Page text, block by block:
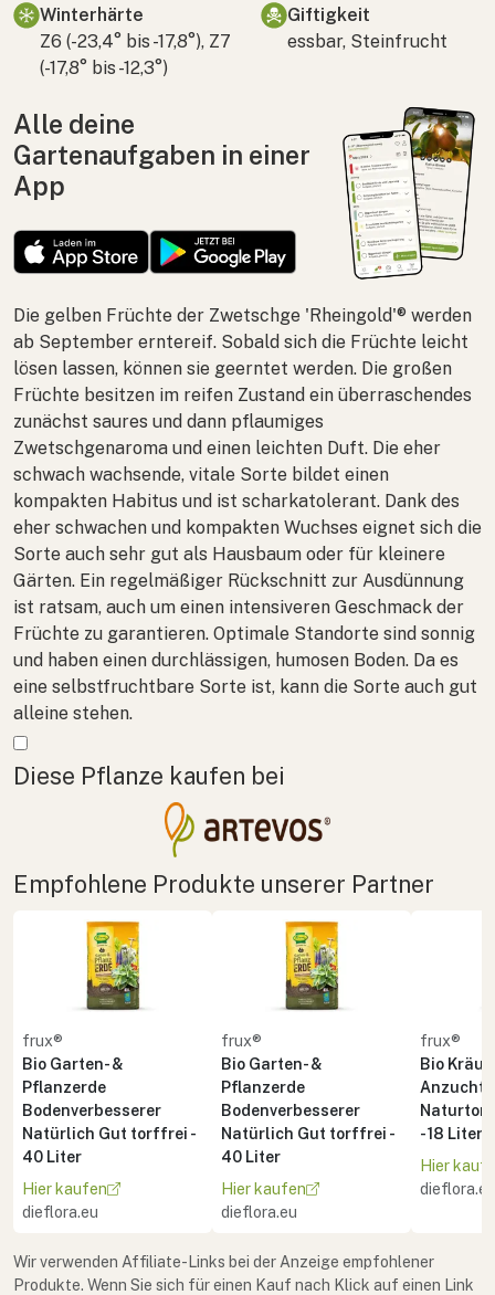
Winterhärte
Z6 (-23,4° bis -17,8°), Z7
(-17,8° bis -12,3°)
Giftigkeit
essbar, Steinfrucht
Alle deine
Gartenaufgaben in einer
App
Die gelben Früchte der Zwetschge 'Rheingold'® werden
ab September erntereif. Sobald sich die Früchte leicht
lösen lassen, können sie geerntet werden. Die großen
Früchte besitzen im reifen Zustand ein überraschendes
zunächst saures und dann pflaumiges
Zwetschgenaroma und einen leichten Duft. Die eher
schwach wachsende, vitale Sorte bildet einen
kompakten Habitus und ist scharkatolerant. Dank des
eher schwachen und kompakten Wuchses eignet sich die
Sorte auch sehr gut als Hausbaum oder für kleinere
Gärten. Ein regelmäßiger Rückschnitt zur Ausdünnung
ist ratsam, auch um einen intensiveren Geschmack der
Früchte zu garantieren. Optimale Standorte sind sonnig
und haben einen durchlässigen, humosen Boden. Da es
eine selbstfruchtbare Sorte ist, kann die Sorte auch gut
alleine stehen.
Mehr anzeigen
Diese Pflanze kaufen bei
Empfohlene Produkte unserer Partner
frux®
Bio Garten- &
Pflanzerde
Bodenverbesserer
Natürlich Gut torffrei -
40 Liter
Hier kaufen
dieflora.eu
frux®
Bio Garten- &
Pflanzerde
Bodenverbesserer
Natürlich Gut torffrei -
40 Liter
Hier kaufen
dieflora.eu
frux®
Bio
Naturton
- 18 Liter
Hier
dieflora.eu
Wir verwenden Affiliate-Links bei der Anzeige empfohlener
Produkte. Wenn Sie sich für einen Kauf nach Klick auf einen Link